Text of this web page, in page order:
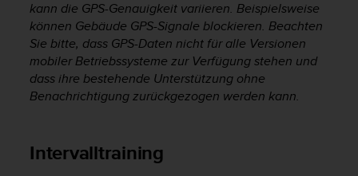
kann die GPS-Genauigkeit variieren. Beispielsweise
können Gebäude GPS-Signale blockieren. Beachten
Sie bitte, dass GPS-Daten nicht für alle Versionen
mobiler Betriebssysteme zur Verfügung stehen und
dass ihre bestehende Unterstützung ohne
Benachrichtigung zurückgezogen werden kann.
Intervalltraining